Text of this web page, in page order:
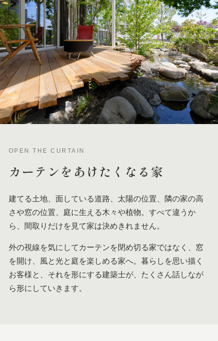
OPEN THE CURTAIN
カーテンを あけたくなる家
建てる土地、面している道路、太陽の位置、隣の家の高
さや窓の位置、庭に生える木々や植物。すべて違うか
ら、間取りだけを見て家は決めきれません。
外の視線を気にしてカーテンを閉め切る家ではなく、窓
を開け、風と光と庭を楽しめる家へ。暮らしを思い描く
お客様と、それを形にする建築士が、たくさん話しなが
ら形にしていきます。